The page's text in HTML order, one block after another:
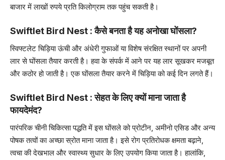
बाजार में लाखों रुपये प्रति किलोग्राम तक पहुंच सकती है।
Swiftlet Bird Nest : कैसे बनता है यह अनोखा घोंसला?
स्विफ्टलेट चिड़िया ऊंची और अंधेरी गुफाओं या विशेष संरक्षित स्थानों पर अपनी
लार से घोंसला तैयार करती है। हवा के संपर्क में आने पर यह लार सूखकर मजबूत
और कठोर हो जाती है। एक घोंसला तैयार करने में चिड़िया को कई दिन लगते हैं।
Swiftlet Bird Nest : सेहत के लिए क्यों माना जाता है
फायदेमंद?
पारंपरिक चीनी चिकित्सा पद्धति में इस घोंसले को प्रोटीन, अमीनो एसिड और अन्य
पोषक तत्वों का अच्छा स्रोत माना जाता है। इसे रोग प्रतिरोधक क्षमता बढ़ाने,
त्वचा की देखभाल और स्वास्थ्य सुधार के लिए उपयोग किया जाता है। हालांकि,